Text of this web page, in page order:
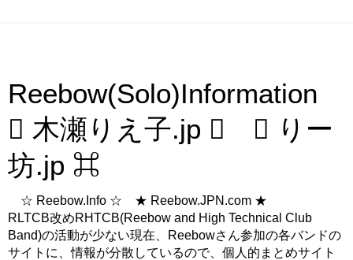
Reebow(Solo)Information
 木瀬りえ子.jp  ⌘ りー
坊.jp ⌘
☆ Reebow.Info ☆ ★ Reebow.JPN.com ★
RLTCB改めRHTCB(Reebow and High Technical Club
Band)の活動が少ない現在、Reebowさん参加の各バンドの
サイトに、情報が分散しているので、個人的まとめサイト